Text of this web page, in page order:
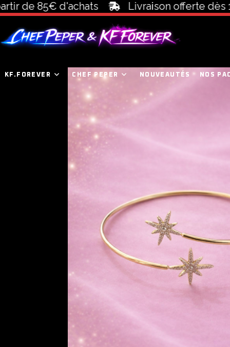
85€ d'achats Livraison offerte dès 100€
KF.FOREVER CHEF PEPER NOUVEAUTÉS NOS